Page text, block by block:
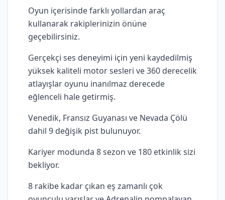
Oyun içerisinde farklı yollardan araç
kullanarak rakiplerinizin önüne
geçebilirsiniz.
Gerçekçi ses deneyimi için yeni kaydedilmiş
yüksek kaliteli motor sesleri ve 360 derecelik
atlayışlar oyunu inanılmaz derecede
eğlenceli hale getirmiş.
Venedik, Fransız Guyanası ve Nevada Çölü
dahil 9 değişik pist bulunuyor.
Kariyer modunda 8 sezon ve 180 etkinlik sizi
bekliyor.
8 rakibe kadar çıkan eş zamanlı çok